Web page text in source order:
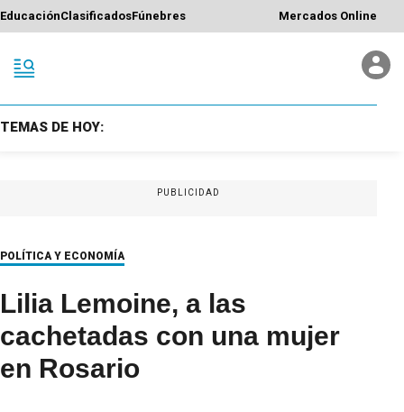
EducaciónClasificadosFúnebres Mercados Online
TEMAS DE HOY:
PUBLICIDAD
POLÍTICA Y ECONOMÍA
Lilia Lemoine, a las
cachetadas con una mujer
en Rosario